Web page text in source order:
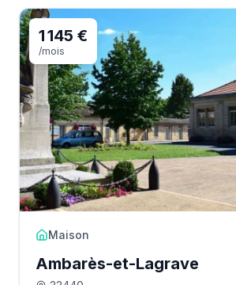
1 145 €
/mois
Maison
Ambarès-et-Lagrave